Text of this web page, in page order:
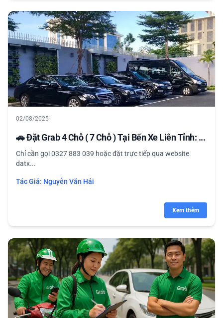
02/08/2025
🚗 Đặt Grab 4 Chỗ ( 7 Chỗ ) Tại Bến Xe Liên Tỉnh: ...
Chỉ cần gọi 0327 883 039 hoặc đặt trực tiếp qua website
datx...
Tác Giả: Nguyễn Văn Hải
Xem thêm